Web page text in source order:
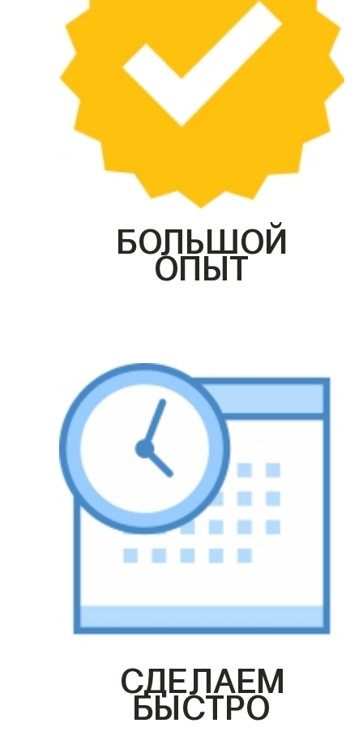
БОЛЬШОЙ
ОПЫТ
СДЕЛАЕМ
БЫСТРО